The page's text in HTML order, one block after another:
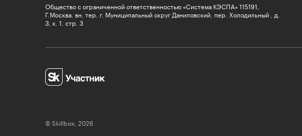
Общество с ограниченной ответственностью «Система КЭСПА» 115191,
Г.Москва, вн. тер. г. Муниципальный округ Даниловский, пер. Холодильный , д.
3, к. 1, стр. 3
© Skillbox, 2026